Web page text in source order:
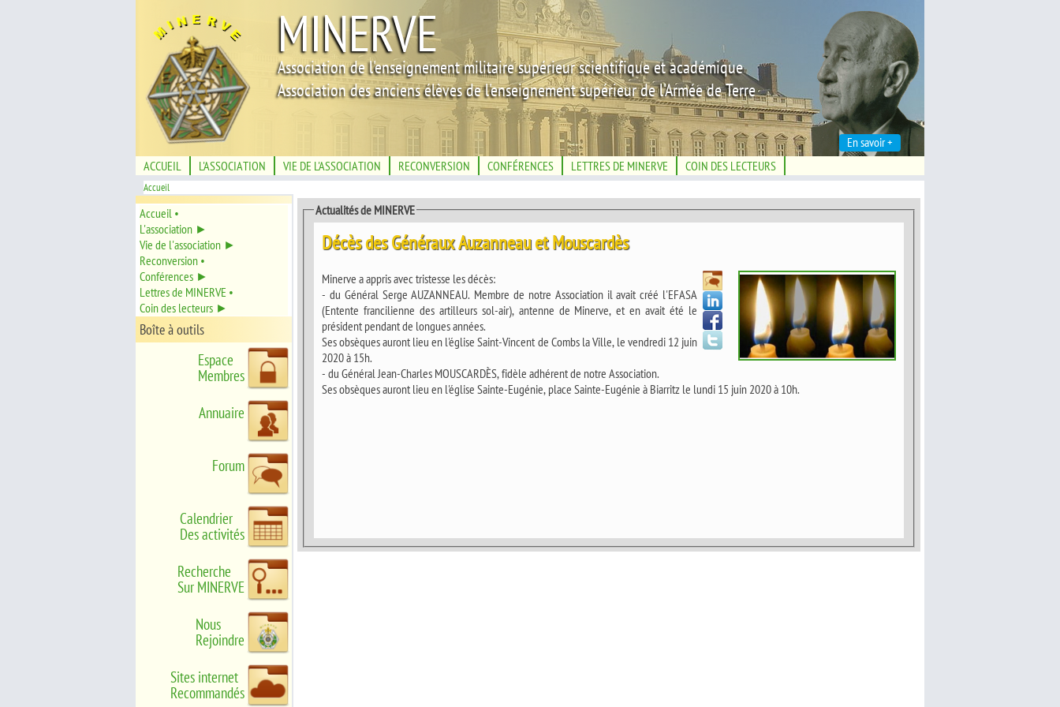
En savoir +
Association de l'enseignement militaire supérieur scientifique et académique
Association des anciens élèves de l'enseignement supérieur de l'Armée de Terre
MINERVE
ACCUEIL L'ASSOCIATION VIE DE L'ASSOCIATION RECONVERSION CONFÉRENCES LETTRES DE MINERVE COIN DES LECTEURS
Accueil
Accueil •
L'association ►
Vie de l'association ►
Reconversion •
Conférences ►
Lettres de MINERVE •
Coin des lecteurs ►
Boîte à outils
Espace
Membres
Annuaire
Forum
Calendrier
Des activités
Recherche
Sur MINERVE
Nous
Rejoindre
Sites internet
Recommandés
Actualités de MINERVE
Décès des Généraux Auzanneau et Mouscardès
Minerve a appris avec tristesse les décès:
- du Général Serge AUZANNEAU. Membre de notre Association il avait créé l'EFASA
(Entente francilienne des artilleurs sol-air), antenne de Minerve, et en avait été le
président pendant de longues années.
Ses obsèques auront lieu en l'église Saint-Vincent de Combs la Ville, le vendredi 12 juin
2020 à 15h.
- du Général Jean-Charles MOUSCARDÈS, fidèle adhérent de notre Association.
Ses obsèques auront lieu en l'église Sainte-Eugénie, place Sainte-Eugénie à Biarritz le lundi 15 juin 2020 à 10h.